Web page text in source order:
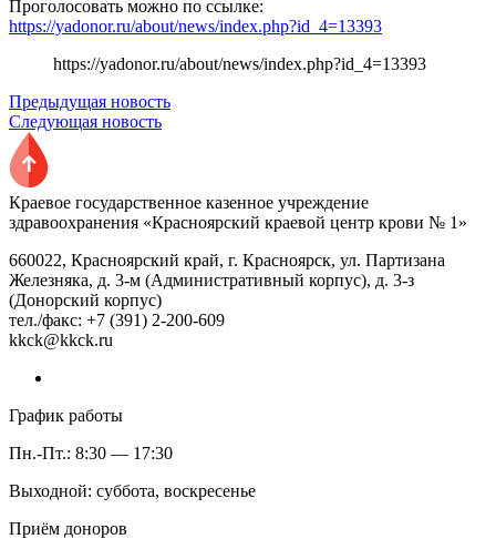
Проголосовать можно по ссылке:
https://yadonor.ru/about/news/index.php?id_4=13393
https://yadonor.ru/about/news/index.php?id_4=13393
Предыдущая новость
Следующая новость
Краевое государственное казенное учреждение
здравоохранения «Красноярский краевой центр крови № 1»
660022, Красноярский край, г. Красноярск, ул. Партизана
Железняка, д. 3-м (Административный корпус), д. 3-з
(Донорский корпус)
тел./факс: +7 (391) 2-200-609
kkck@kkck.ru
График работы
Пн.-Пт.: 8:30 — 17:30
Выходной: суббота, воскресенье
Приём доноров